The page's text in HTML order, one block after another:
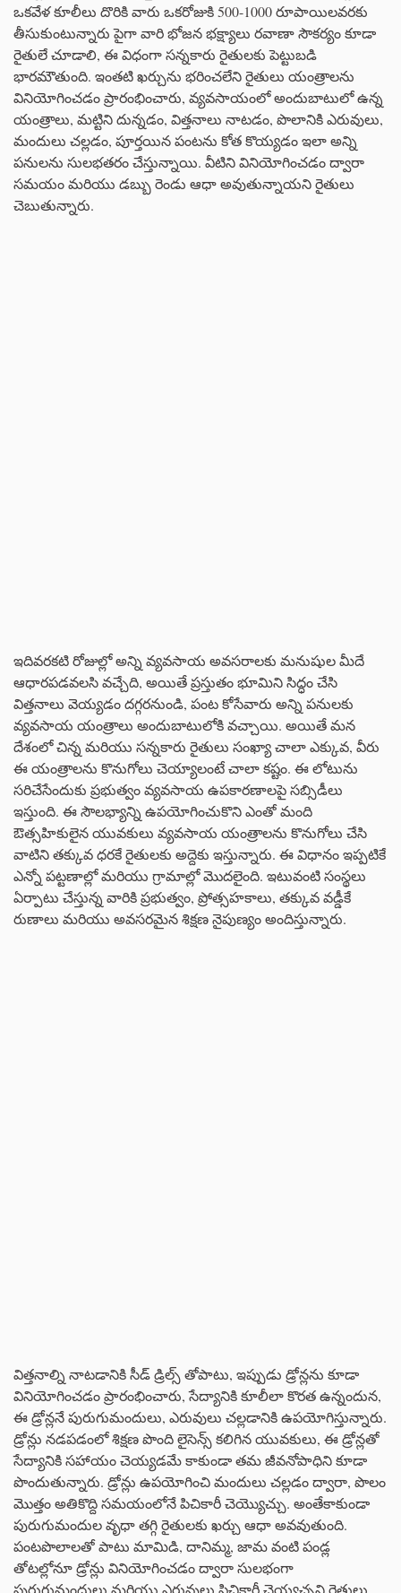
ఒకవేళ కూలీలు దొరికి వారు ఒకరోజుకి 500-1000 రూపాయిలవరకు
తీసుకుంటున్నారు పైగా వారి భోజన భక్ష్యాలు రవాణా సౌకర్యం కూడా
రైతులే చూడాలి, ఈ విధంగా సన్నకారు రైతులకు పెట్టుబడి
భారమౌతుంది. ఇంతటి ఖర్చును భరించలేని రైతులు యంత్రాలను
వినియోగించడం ప్రారంభించారు, వ్యవసాయంలో అందుబాటులో ఉన్న
యంత్రాలు, మట్టిని దున్నడం, విత్తనాలు నాటడం, పొలానికి ఎరువులు,
మందులు చల్లడం, పూర్తయిన పంటను కోత కొయ్యడం ఇలా అన్ని
పనులను సులభతరం చేస్తున్నాయి. వీటిని వినియోగించడం ద్వారా
సమయం మరియు డబ్బు రెండు ఆధా అవుతున్నాయని రైతులు
చెబుతున్నారు.
ఇదివరకటి రోజుల్లో అన్ని వ్యవసాయ అవసరాలకు మనుషుల మీదే
ఆధారపడవలసి వచ్చేది, అయితే ప్రస్తుతం భూమిని సిద్ధం చేసి
విత్తనాలు వెయ్యడం దగ్గరనుండి, పంట కోసేవారు అన్ని పనులకు
వ్యవసాయ యంత్రాలు అందుబాటులోకి వచ్చాయి. అయితే మన
దేశంలో చిన్న మరియు సన్నకారు రైతులు సంఖ్యా చాలా ఎక్కువ, వీరు
ఈ యంత్రాలను కొనుగోలు చెయ్యాలంటే చాలా కష్టం. ఈ లోటును
సరిచేసేందుకు ప్రభుత్వం వ్యవసాయ ఉపకారణాలపై సబ్సిడీలు
ఇస్తుంది. ఈ సౌలభ్యాన్ని ఉపయోగించుకొని ఎంతో మంది
ఔత్సహికులైన యువకులు వ్యవసాయ యంత్రాలను కొనుగోలు చేసి
వాటిని తక్కువ ధరకే రైతులకు అద్దెకు ఇస్తున్నారు. ఈ విధానం ఇప్పటికే
ఎన్నో పట్టణాల్లో మరియు గ్రామాల్లో మొదలైంది. ఇటువంటి సంస్థలు
ఏర్పాటు చేస్తున్న వారికి ప్రభుత్వం, ప్రోత్సహకాలు, తక్కువ వడ్డీకే
రుణాలు మరియు అవసరమైన శిక్షణ నైపుణ్యం అందిస్తున్నారు.
విత్తనాల్ని నాటడానికి సీడ్ డ్రిల్స్ తోపాటు, ఇప్పుడు డ్రోన్లను కూడా
వినియోగించడం ప్రారంభించారు, సేద్యానికి కూలీలా కొరత ఉన్నందున,
ఈ డ్రోన్లనే పురుగుమందులు, ఎరువులు చల్లడానికి ఉపయోగిస్తున్నారు.
డ్రోన్లు నడపడంలో శిక్షణ పొంది లైసెన్స్ కలిగిన యువకులు, ఈ డ్రోన్లతో
సేద్యానికి సహాయం చెయ్యడమే కాకుండా తమ జీవనోపాధిని కూడా
పొందుతున్నారు. డ్రోన్లు ఉపయోగించి మందులు చల్లడం ద్వారా, పొలం
మొత్తం అతికొద్ది సమయంలోనే పిచికారీ చెయ్యొచ్చు. అంతేకాకుండా
పురుగుమందుల వృధా తగ్గి రైతులకు ఖర్చు ఆధా అవవుతుంది.
పంటపొలాలతో పాటు మామిడి, దానిమ్మ, జామ వంటి పండ్ల
తోటల్లోనూ డ్రోన్లు వినియోగించడం ద్వారా సులభంగా
పురుగుమందులు మరియు ఎరువులు పిచికారీ చెయ్యచ్చని రైతులు